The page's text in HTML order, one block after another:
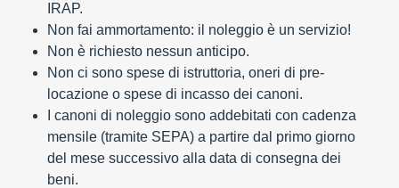
IRAP.
Non fai ammortamento: il noleggio è un servizio!
Non è richiesto nessun anticipo.
Non ci sono spese di istruttoria, oneri di pre-
locazione o spese di incasso dei canoni.
I canoni di noleggio sono addebitati con cadenza
mensile (tramite SEPA) a partire dal primo giorno
del mese successivo alla data di consegna dei
beni.